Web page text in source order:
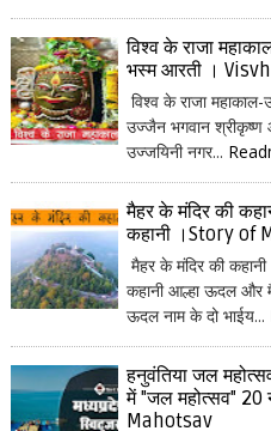
विश्व के राजा
भस्म आरती ।
विश्व के राजा
उज्जैन भगवान श्रीकृष्ण
उज्जयिनी नगर...
मैहर के मंदिर की
कहानी ।Story of
मैहर के मंदिर की
कहानी आल्हा ऊदल और
ऊदल नाम के दो भाईय...
हनुवंतिया जल
में "जल महोत्सव"
Mahotsav